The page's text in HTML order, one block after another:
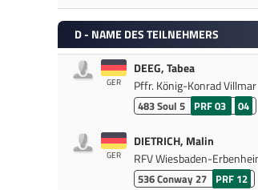
D - NAME DES TEILNEHMERS
GER
DEEG, Tabea
Pffr. König-Konrad Villmar
483Soul 5 PRF 03 04
GER
DIETRICH, Malin
RFV Wiesbaden-
536Conway 27 PRF 12